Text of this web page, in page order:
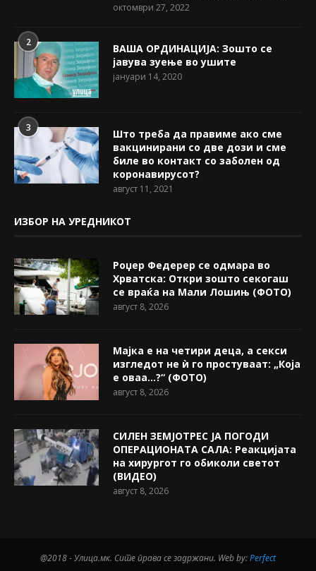
октомври 27, 2022
2
ВАША ОРДИНАЦИЈА: Зошто се
јавува зуење во ушите
јануари 14, 2020
3
Што треба да правиме ако сме
вакцинирани со две дози и сме
биле во контакт со заболен од
коронавирусот?
август 11, 2021
ИЗБОР НА УРЕДНИКОТ
Роџер Федерер се одмара во
Хрватска: Откри зошто секогаш
се враќа на Мали Лошињ (ФОТО)
август 8, 2026
Мајка е на четири деца, а секси
изгледот не ѝ го простуваат: „Која
е оваа…?“ (ФОТО)
август 8, 2026
СИЛЕН ЗЕМЈОТРЕС ЈА ПОГОДИ
ОПЕРАЦИОНАТА САЛА: Реакцијата
на хирургот го обиколи светот
(ВИДЕО)
август 8, 2026
@2018 - Улица.мк. Сите права се задржани. Web by:Perfect